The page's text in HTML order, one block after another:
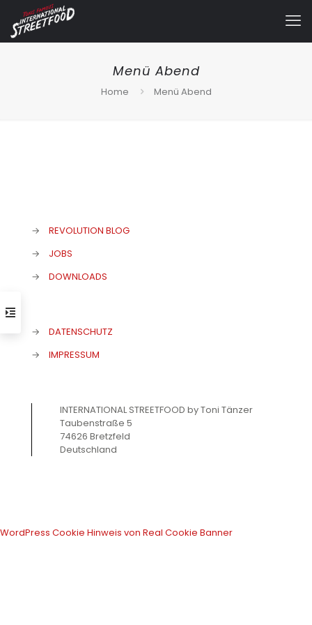
Menü Abend
Home Menü Abend
→
REVOLUTION BLOG
→
JOBS
→
DOWNLOADS
→
DATENSCHUTZ
→
IMPRESSUM
INTERNATIONAL STREETFOOD by Toni Tänzer
Taubenstraße 5
74626 Bretzfeld
Deutschland
WordPress Cookie Hinweis von Real Cookie Banner